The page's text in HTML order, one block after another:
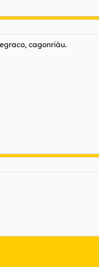
cagonriáu.